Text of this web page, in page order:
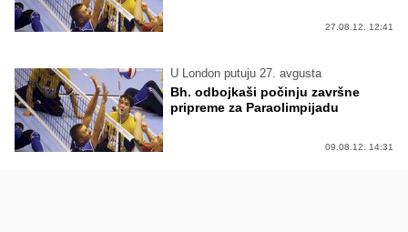
27.08.12. 12:41
U London putuju 27. avgusta
Bh. odbojkaši počinju završne
pripreme za Paraolimpijadu
09.08.12. 14:31